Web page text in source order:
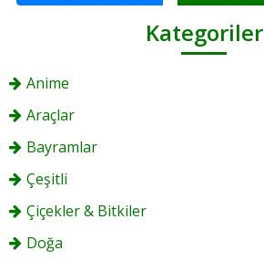
Kategoriler
Anime
Araçlar
Bayramlar
Çeşitli
Çiçekler & Bitkiler
Doğa